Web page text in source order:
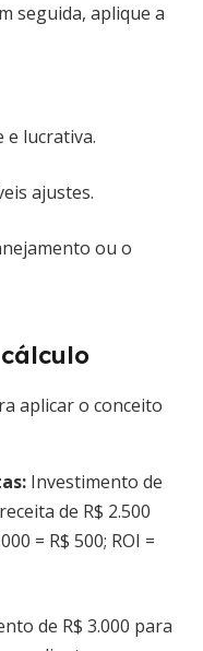
seguida, aplique a
e lucrativa.
ajustes.
ou o
aplicar o conceito
Investimento de
de R$ 2.500
= R$ 500; ROI =
de R$ 3.000 para